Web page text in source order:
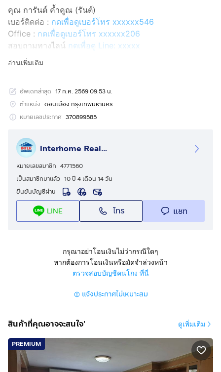
คุณ การันต์ ค้ำคูณ (รันต์)
เบอร์ติดต่อ : กดเพื่อดูเบอร์โทร xxxxxx546
Office : กดเพื่อดูเบอร์โทร xxxxxx206
สอบถามทางไลน์ กดเพื่อดู Line: xxxxx
Line ID: @interhome
ขนาด 30.55 ตร.ม.
ที่ตั้ง : บ้านสวน แจ้งวัฒนะ อี ถ.แจ้งวัฒนะ เขตดอนเมือง
รายละเอียด
ใกล้ย่านดอนเมือง ใกล้ตลาดสดหลายแห่ง ห้างหลายแห่ง ใกล้
โรงเรียนวัดเวฬุวนาราม โรงพยาบาล
บ้านสวน แจ้งวัฒนะ อี (Baan Suan Chaengwattana) ขาย
คอนโดมิเนียม
แจ้งวัฒนะ ถนนสรงประภา แขวงสีกัน เขตดอนเมือง
กรุงเทพมหานคร
มีที่จอดรถ 1 คัน แอร์ 1 ตัว มุ้งลวด เหล็กดัด
การตกแต่ง
ตกแต่งบิวท์อิน พื้นปูกระเบื้อง
เหมาะอยู่อาศัย
ทำเลดีสถานที่ใกล้เคียง
อ่านเพิ่มเติม
อัพเดทล่าสุด 17 ก.ค. 2569 09:53 น.
ตำแหน่ง ดอนเมือง กรุงเทพมหานคร
หมายเลขประกาศ 370899585
Interhome Realty Estate
หมายเลขสมาชิก 4771560
เป็นสมาชิกมาแล้ว 10 ปี 4 เดือน 14 วัน
ยืนยันบัญชีผ่าน
LINE โทร แชท
กรุณาอย่าโอนเงินไม่ว่ากรณีใดๆ
หากต้องการโอนเงินหรือมัดจำล่วงหน้า
ตรวจสอบบัญชีคนโกง ที่นี่
แจ้งประกาศไม่เหมาะสม
สินค้าที่คุณอาจจะสนใจ' ดูเพิ่มเติม
PREMIUM